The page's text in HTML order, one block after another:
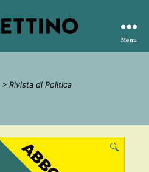
editore
Menu
> Rivista di Politica
🔍